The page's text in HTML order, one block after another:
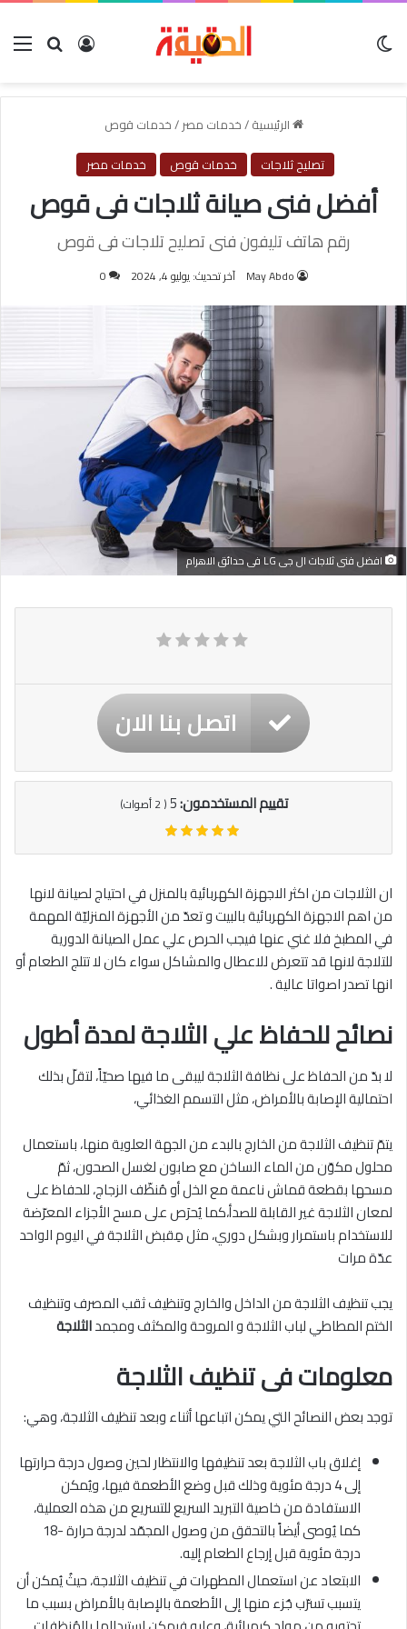
بحث عنتسجيل
الرئيسية/خدمات مصر/خدمات قوص
تصليح ثلاجات
خدمات قوص خدمات مصر
أفضل فنى صيانة ثلاجات فى قوص
رقم هاتف تليفون فنى تصليح تلاجات فى قوص
May Abdo آخر تحديث: يوليو 4, 2024 0
افضل فنى ثلاجات ال جى LG فى حدائق الاهرام
اتصل بنا الان
تقييم المستخدمون:5
(
2أصوات)
ان الثلاجات من اكثر الاجهزة الكهربائية بالمنزل في احتياج لصيانة لانها
من اهم الاجهزة الكهربائية بالبيت و تعدّ من الأجهزة المنزليّة المهمة
في المطبخ فلا غني عنها فيجب الحرص علي عمل الصيانة الدورية
للتلاجة لانها قد تتعرض للاعطال والمشاكل سواء كان لا تتلج الطعام أو
انها تصدر اصواتا عالية .
نصائح للحفاظ علي الثلاجة لمدة أطول
لا بدّ من الحفاظ على نظافة الثلاجة ليبقى ما فيها صحيّاً، لتقلّ بذلك
احتمالية الإصابة بالأمراض، مثل التسمم الغذائي،
يتمّ تنظيف الثلاجة من الخارج بالبدء من الجهة العلوية منها، باستعمال
محلول مكوّن من الماء الساخن مع صابون لغسل الصحون، ثمّ
مسحها بقطعة قماش ناعمة مع الخل أو مُنظّف الزجاج، للحفاظ على
لمعان الثلاجة غير القابلة للصدأ،كما يُحرَص على مسح الأجزاء المعرّضة
للاستخدام باستمرار وبشكل دوري، مثل مِقبض الثلاجة في اليوم الواحد
عدّة مرات
يجب تنظيف الثلاجة من الداخل والخارج وتنظيف ثقب المصرف وتنظيف
الختم المطاطي لباب الثلاجة و المروحة والمكثف ومجمدالثلاجة
معلومات فى تنظيف الثلاجة
توجد بعض النصائح التي يمكن اتباعها أثناء وبعد تنظيف الثلاجة، وهي:
إغلاق باب الثلاجة بعد تنظيفها والانتظار لحين وصول درجة حرارتها
إلى 4 درجة مئوية وذلك قبل وضع الأطعمة فيها، ويُمكن
الاستفادة من خاصية التبريد السريع للتسريع من هذه العملية،
كما يُوصى أيضاً بالتحقق من وصول المجمّد لدرجة حرارة -18
درجة مئوية قبل إرجاع الطعام إليه.
الابتعاد عن استعمال المطهرات في تنظيف الثلاجة، حيثُ يُمكن أن
يتسبب تسرّب جُزء منها إلى الأطعمة بالإصابة بالأمراض بسبب ما